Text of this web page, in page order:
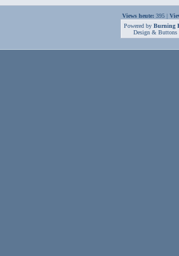
Views heute: 395 |
Powered by Burning
Design & Buttons